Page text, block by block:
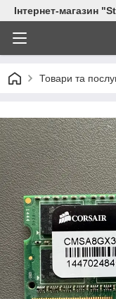
Інтернет-магазин
Товари та